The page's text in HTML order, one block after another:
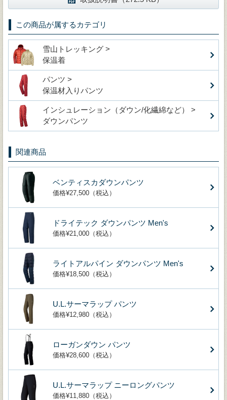
この商品が属するカテゴリ
雪山トレッキング >
保温着
パンツ >
保温材入りパンツ
インシュレーション（ダウン/化繊綿など） >
ダウンパンツ
関連商品
ベンティスカダウンパンツ
価格¥27,500（税込）
ドライテック ダウンパンツ Men's
価格¥21,000（税込）
ライトアルパイン ダウンパンツ Men's
価格¥18,500（税込）
U.L.サーマラップ パンツ
価格¥12,980（税込）
ローガンダウン パンツ
価格¥28,600（税込）
U.L.サーマラップ ニーロングパンツ
価格¥11,880（税込）